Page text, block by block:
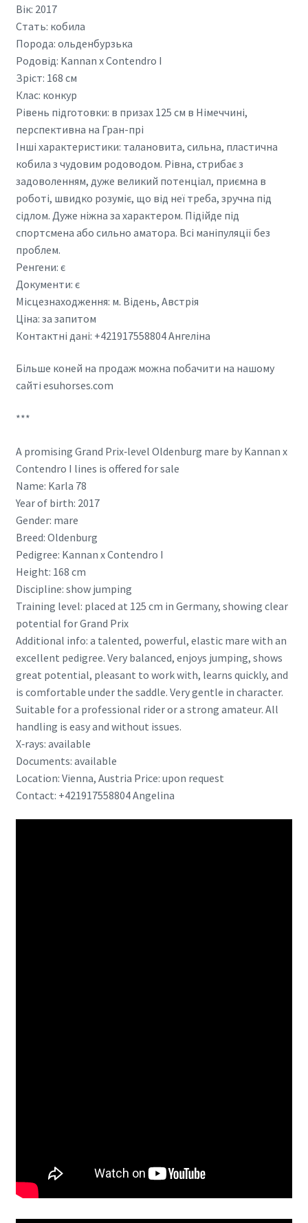
Вік: 2017
Стать: кобила
Порода: ольденбурзька
Родовід: Kannan x Contendro I
Зріст: 168 см
Клас: конкур
Рівень підготовки: в призах 125 см в Німеччині,
перспективна на Гран-прі
Інші характеристики: талановита, сильна, пластична
кобила з чудовим родоводом. Рівна, стрибає з
задоволенням, дуже великий потенціал, приємна в
роботі, швидко розуміє, що від неї треба, зручна під
сідлом. Дуже ніжна за характером. Підійде під
спортсмена або сильно аматора. Всі маніпуляції без
проблем.
Ренгени: є
Документи: є
Місцезнаходження: м. Відень, Австрія
Ціна: за запитом
Контактні дані: +421917558804 Ангеліна
Більше коней на продаж можна побачити на нашому
сайті esuhorses.com
***
A promising Grand Prix‑level Oldenburg mare by Kannan x
Contendro I lines is offered for sale
Name: Karla 78
Year of birth: 2017
Gender: mare
Breed: Oldenburg
Pedigree: Kannan x Contendro I
Height: 168 cm
Discipline: show jumping
Training level: placed at 125 cm in Germany, showing clear
potential for Grand Prix
Additional info: a talented, powerful, elastic mare with an
excellent pedigree. Very balanced, enjoys jumping, shows
great potential, pleasant to work with, learns quickly, and
is comfortable under the saddle. Very gentle in character.
Suitable for a professional rider or a strong amateur. All
handling is easy and without issues.
X‑rays: available
Documents: available
Location: Vienna, Austria Price: upon request
Contact: +421917558804 Angelina